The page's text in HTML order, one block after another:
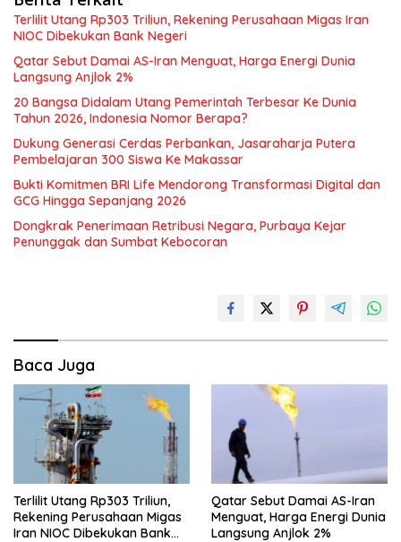
Terlilit Utang Rp303 Triliun, Rekening Perusahaan Migas Iran
NIOC Dibekukan Bank Negeri
Qatar Sebut Damai AS-Iran Menguat, Harga Energi Dunia
Langsung Anjlok 2%
20 Bangsa Didalam Utang Pemerintah Terbesar Ke Dunia
Tahun 2026, Indonesia Nomor Berapa?
Dukung Generasi Cerdas Perbankan, Jasaraharja Putera
Pembelajaran 300 Siswa Ke Makassar
Bukti Komitmen BRI Life Mendorong Transformasi Digital dan
GCG Hingga Sepanjang 2026
Dongkrak Penerimaan Retribusi Negara, Purbaya Kejar
Penunggak dan Sumbat Kebocoran
Baca Juga
Terlilit Utang Rp303 Triliun,
Rekening Perusahaan Migas
Iran NIOC Dibekukan Bank
Qatar Sebut Damai AS-Iran
Menguat, Harga Energi Dunia
Langsung Anjlok 2%